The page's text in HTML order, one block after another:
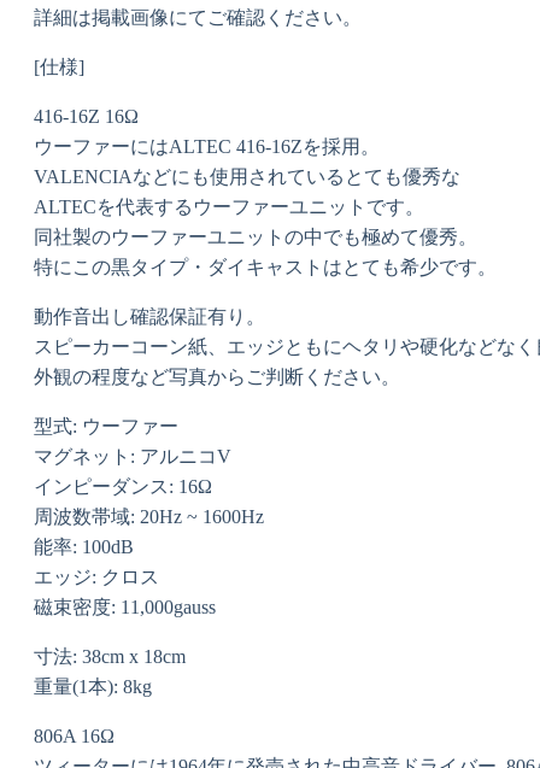
詳細は掲載画像にてご確認ください。
[仕様]
416-16Z 16Ω
ウーファーにはALTEC 416-16Zを採用。
VALENCIAなどにも使用されているとても優秀な
ALTECを代表するウーファーユニットです。
同社製のウーファーユニットの中でも極めて優秀。
特にこの黒タイプ・ダイキャストはとても希少です。
動作音出し確認保証有り。
スピーカーコーン紙、エッジともにヘタリや硬化などな
外観の程度など写真からご判断ください。
型式: ウーファー
マグネット: アルニコV
インピーダンス: 16Ω
周波数帯域: 20Hz ~ 1600Hz
能率: 100dB
エッジ: クロス
磁束密度: 11,000gauss
寸法: 38cm x 18cm
重量(1本): 8kg
806A 16Ω